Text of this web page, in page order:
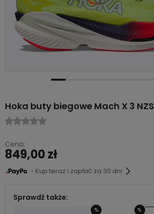
Hoka buty biegowe Mach X 3 NZS
Cena:
849,00 zł
・Kup teraz i zapłać za 30 dni
Sprawdź także:
% %